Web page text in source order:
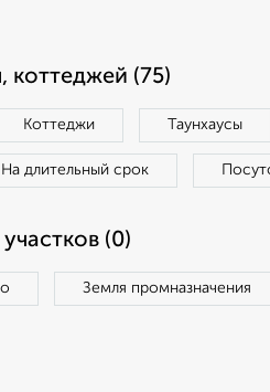
коттеджей (75)
Коттеджи Таунхаусы
На длительный срок
(0)
Земля промназначения